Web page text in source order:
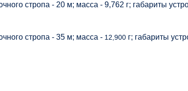
стропа - 20 м; масса - 9,762 г; габариты
стропа - 35 м; масса - 12,900 г; габариты